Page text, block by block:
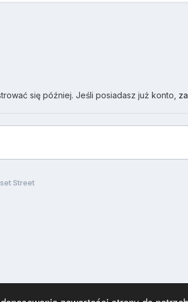
się później. Jeśli posiadasz już konto,
Street